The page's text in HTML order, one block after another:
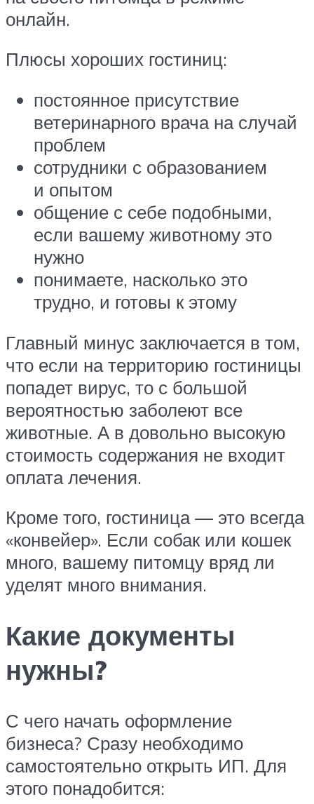
онлайн.
Плюсы хороших гостиниц:
постоянное присутствие
ветеринарного врача на случай
проблем
сотрудники с образованием
и опытом
общение с себе подобными,
если вашему животному это
нужно
понимаете, насколько это
трудно, и готовы к этому
Главный минус заключается в том,
что если на территорию гостиницы
попадет вирус, то с большой
вероятностью заболеют все
животные. А в довольно высокую
стоимость содержания не входит
оплата лечения.
Кроме того, гостиница — это всегда
«конвейер». Если собак или кошек
много, вашему питомцу вряд ли
уделят много внимания.
Какие документы
нужны?
С чего начать оформление
бизнеса? Сразу необходимо
самостоятельно открыть ИП. Для
этого понадобится: